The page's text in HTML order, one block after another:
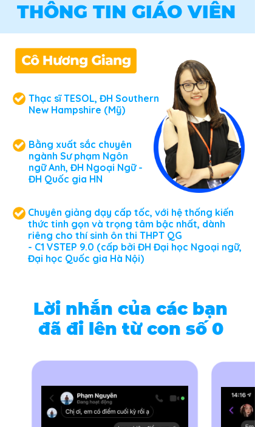
THÔNG TIN GIÁO VIÊN
Thạc sĩ TESOL, ĐH Southern
New Hampshire (Mỹ)
Bằng xuất sắc chuyên
ngành Sư phạm Ngôn
ngữ Anh, ĐH Ngoại Ngữ -
ĐH Quốc gia HN
Chuyên giảng dạy cấp tốc, với hệ thống kiến
thức tinh gọn và trọng tâm bậc nhất, dành
riêng cho thí sinh ôn thi THPT QG
- C1 VSTEP 9.0 (cấp bởi ĐH Đại học Ngoại ngữ,
Đại học Quốc gia Hà Nội)
Lời nhắn của các bạn
đã đi lên từ con số 0